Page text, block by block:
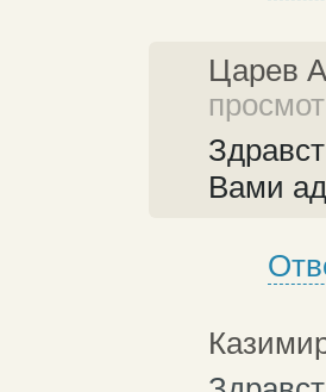
Царев
Вами